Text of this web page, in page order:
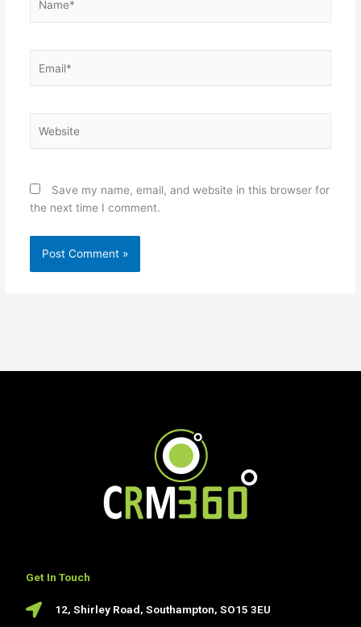
Save my name, email, and website in this browser for
the next time I comment.
Get In Touch
12, Shirley Road, Southampton, SO15 3EU